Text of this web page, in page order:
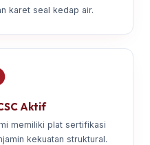
karet seal kedap air.
Aktif
memiliki plat sertifikasi
kekuatan struktural.